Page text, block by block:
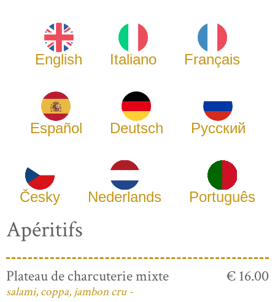
English Italiano Français
Español Deutsch Русский
Česky Nederlands Português
Apéritifs
Plateau de charcuterie mixte
salami, coppa, jambon cru -
€ 16.00